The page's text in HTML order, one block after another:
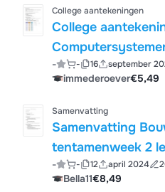
College aantekeningen
College
- - 16 september
immederoever€5,49
Samenvatting
Samenvatting
tentamenweek 2
- - 12 april 2024
Bella11€8,49